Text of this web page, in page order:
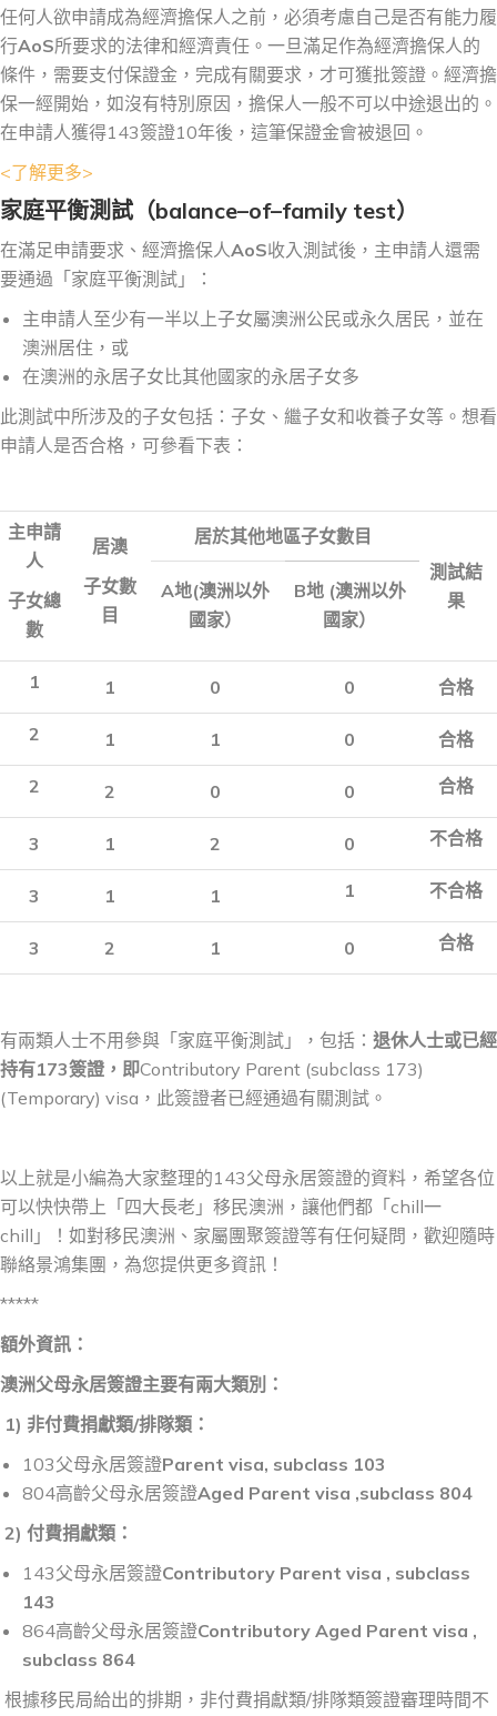
任何人欲申請成為經濟擔保人之前，必須考慮自己是否有能力履
行AoS所要求的法律和經濟責任。一旦滿足作為經濟擔保人的
條件，需要支付保證金，完成有關要求，才可獲批簽證。經濟擔
保一經開始，如沒有特別原因，擔保人一般不可以中途退出的。
在申請人獲得143簽證10年後，這筆保證金會被退回。
<了解更多>
家庭平衡測試（balance–of–family test）
在滿足申請要求、經濟擔保人AoS收入測試後，主申請人還需
要通過「家庭平衡測試」：
主申請人至少有一半以上子女屬澳洲公民或永久居民，並在
澳洲居住，或
在澳洲的永居子女比其他國家的永居子女多
此測試中所涉及的子女包括：子女、繼子女和收養子女等。想看
申請人是否合格，可參看下表：
主申請
人
子女總
數
居澳
子女數
目
居於其他地區子女數目
測試結
果
A地(澳洲以外
國家）
B地 (澳洲以外
國家）
1 1 0 0 合格
2 1 1 0 合格
2 2 0 0 合格
3 1 2 0 不合格
3 1 1 1 不合格
3 2 1 0 合格
有兩類人士不用參與「家庭平衡測試」，包括： 退休人士或已經
持有173簽證，即Contributory Parent (subclass 173)
(Temporary) visa，此簽證者已經通過有關測試。
以上就是小編為大家整理的143父母永居簽證的資料，希望各位
可以快快帶上「四大長老」移民澳洲，讓他們都「chill一
chill」！如對移民澳洲、家屬團聚簽證等有任何疑問，歡迎隨時
聯絡景鴻集團，為您提供更多資訊！
*****
額外資訊：
澳洲父母永居簽證主要有兩大類別：
1) 非付費捐獻類/排隊類：
103父母永居簽證Parent visa, subclass 103
804高齡父母永居簽證Aged Parent visa ,subclass 804
2) 付費捐獻類 ：
143父母永居簽證Contributory Parent visa , subclass
143
864高齡父母永居簽證Contributory Aged Parent visa ,
subclass 864
根據移民局給出的排期，非付費捐獻類/排隊類簽證審理時間不